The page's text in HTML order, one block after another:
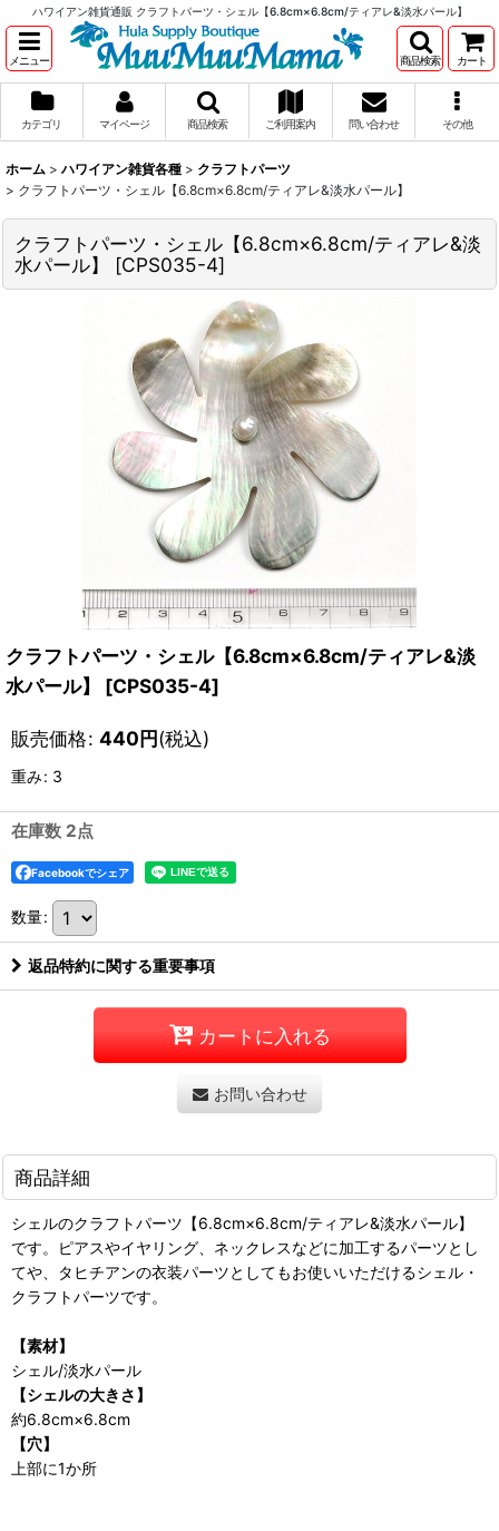
ハワイアン雑貨通販 クラフトパーツ・シェル【6.8cm×6.8cm/ティアレ&淡水パール】
メニュー 商品検索 カート
カテゴリ マイページ 商品検索 ご利用案内 問い合わせ その他
ホーム > ハワイアン雑貨各種 > クラフトパーツ
> クラフトパーツ・シェル【6.8cm×6.8cm/ティアレ&淡水パール】
クラフトパーツ・シェル【6.8cm×6.8cm/ティアレ&淡
水パール】
[CPS035-4]
クラフトパーツ・シェル【6.8cm×6.8cm/ティアレ&淡
水パール】
[CPS035-4]
販売価格: 440円(税込)
重み: 3
在庫数 2点
Facebookでシェア
数量:
返品特約に関する重要事項
カートに入れる
お問い合わせ
商品詳細
シェルのクラフトパーツ【6.8cm×6.8cm/ティアレ&淡水パール】
です。ピアスやイヤリング、ネックレスなどに加工するパーツとし
てや、タヒチアンの衣装パーツとしてもお使いいただけるシェル・
クラフトパーツです。
【素材】
シェル/淡水パール
【シェルの大きさ】
約6.8cm×6.8cm
【穴】
上部に1か所